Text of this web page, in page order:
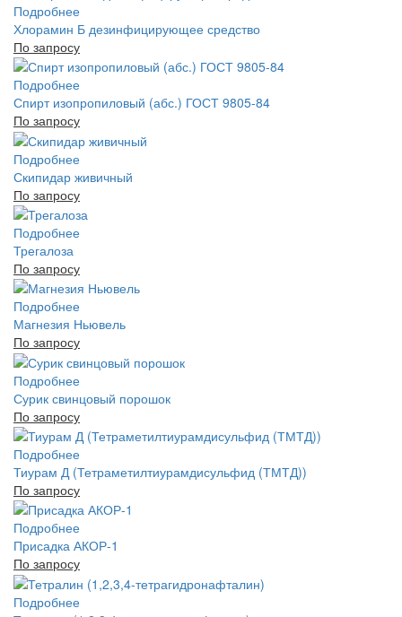
Подробнее
Хлорамин Б дезинфицирующее средство
По запросу
Подробнее
Спирт изопропиловый (абс.) ГОСТ 9805-84
По запросу
Подробнее
Скипидар живичный
По запросу
Подробнее
Трегалоза
По запросу
Подробнее
Магнезия Ньювель
По запросу
Подробнее
Сурик свинцовый порошок
По запросу
Подробнее
Тиурам Д (Тетраметилтиурамдисульфид (ТМТД))
По запросу
Подробнее
Присадка АКОР-1
По запросу
Подробнее